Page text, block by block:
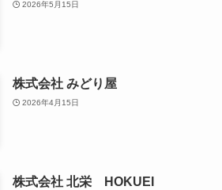
2026年5月15日
株式会社 みどり屋
2026年4月15日
株式会社 北栄 HOKUEI